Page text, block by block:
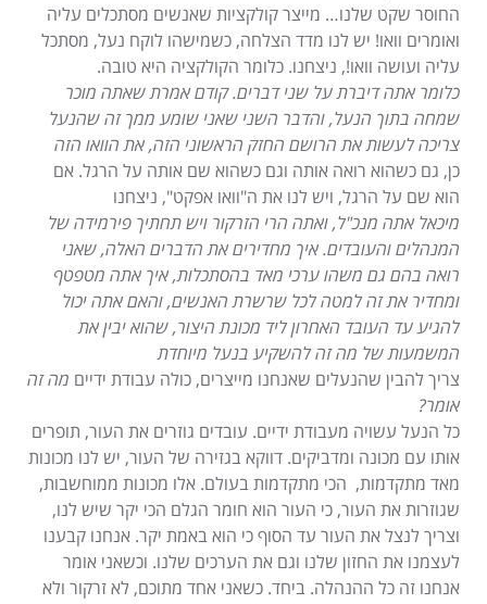
החוסר שקט שלנו… מייצר קולקציות שאנשים מסתכלים עליה
ואומרים וואו! יש לנו מדד הצלחה, כשמישהו לוקח נעל, מסתכל
עליה ועושה וואו!, ניצחנו. כלומר הקולקציה היא טובה.
כלומר אתה דיברת על שני דברים. קודם אמרת שאתה מוכר
שמחה בתוך הנעל, והדבר השני שאני שומע ממך זה שהנעל
צריכה לעשות את הרושם החזק הראשוני הזה, את הוואו הזה
כן, גם כשהוא רואה אותה וגם כשהוא שם אותה על הרגל. אם
הוא שם על הרגל, ויש לנו את ה"וואו אפקט", ניצחנו
מיכאל אתה מנכ"ל, ואתה הרי הזרקור ויש תחתיך פירמידה של
המנהלים והעובדים. איך מחדירים את הדברים האלה, שאני
רואה בהם גם משהו ערכי מאד בהסתכלות, איך אתה מטפטף
ומחדיר את זה למטה לכל שרשרת האנשים, והאם אתה יכול
להגיע עד העובד האחרון ליד מכונת היצור, שהוא יבין את
המשמעות של מה זה להשקיע בנעל מיוחדת
צריך להבין שהנעלים שאנחנו מייצרים, כולה עבודת ידיים מה זה
אומר?
כל הנעל עשויה מעבודת ידיים. עובדים גוזרים את העור, תופרים
אותו עם מכונה ומדביקים. דווקא בגזירה של העור, יש לנו מכונות
מאד מתקדמות, הכי מתקדמות בעולם. אלו מכונות ממוחשבות,
שגוזרות את העור, כי העור הוא חומר הגלם הכי יקר שיש לנו,
וצריך לנצל את העור עד הסוף כי הוא באמת יקר. אנחנו קבענו
לעצמנו את החזון שלנו וגם את הערכים שלנו. וכשאני אומר
אנחנו זה כל ההנהלה. ביחד. כשאני אחד מתוכם, לא זרקור ולא